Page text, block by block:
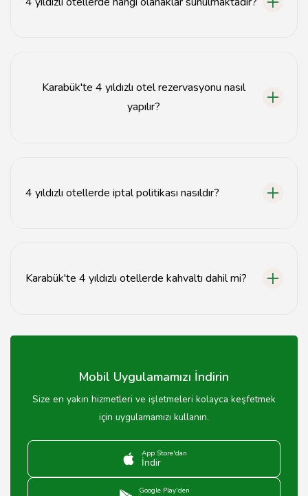
Karabük'te 4 yıldızlı otel rezervasyonu nasıl
yapılır?
4 yıldızlı otellerde iptal politikası nasıldır?
Karabük'te 4 yıldızlı otellerde kahvaltı dahil mi?
sunmaktadır, ancak rezervasyon sırasında kontrol
Mobil Uygulamamızı İndirin
Size en yakın hizmetleri ve işletmeleri kolayca keşfetmek
için uygulamamızı kullanın.
App Store'dan
İndir
Google Play'den